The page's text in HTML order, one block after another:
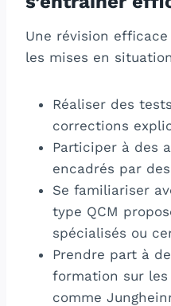
Une révision
les mises en
Réaliser des
corrections
Participer à des
encadrés par
Se familiariser
type QCM
spécialisés ou
Prendre part à
formation sur les
comme